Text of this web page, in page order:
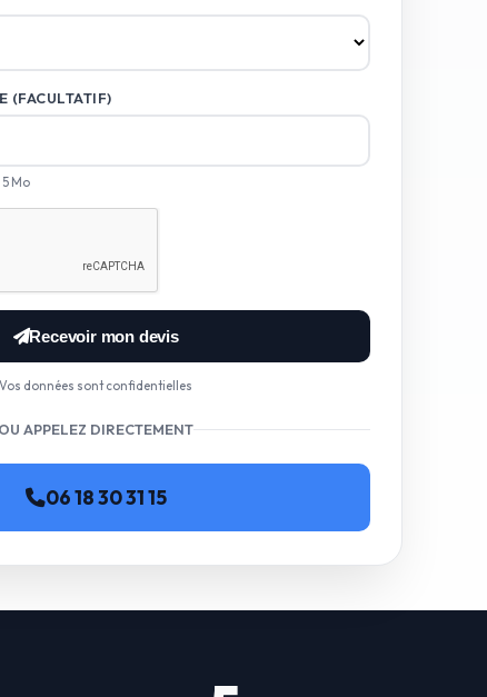
(FACULTATIF)
Mo
Recevoir mon devis
Vos données sont confidentielles
OU APPELEZ DIRECTEMENT
06 18 30 31 15